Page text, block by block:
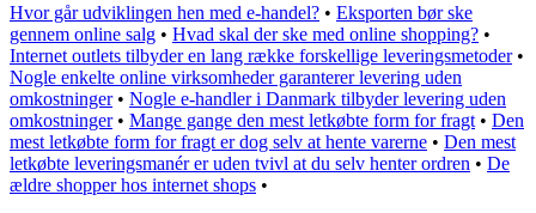
Hvor går udviklingen hen med e-handel? • Eksporten bør ske
gennem online salg • Hvad skal der ske med online shopping? •
Internet outlets tilbyder en lang række forskellige leveringsmetoder•
Nogle enkelte online virksomheder garanterer levering uden
omkostninger• Nogle e-handler i Danmark tilbyder levering uden
omkostninger• Mange gange den mest letkøbte form for fragt • Den
mest letkøbte form for fragt er dog selv at hente varerne • Den mest
letkøbte leveringsmanér er uden tvivl at du selv henter ordren • De
ældre shopper hos internet shops •